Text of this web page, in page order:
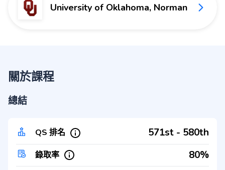
University of Oklahoma, Norman
關於課程
總結
QS 排名 571st - 580th
錄取率 80%